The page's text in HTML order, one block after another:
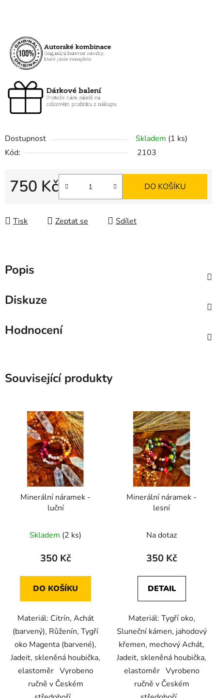
Dostupnost Skladem (1 ks)
Kód:
2103
750 Kč DO KOŠÍKU
Tisk Zeptat se Sdílet
Popis
Diskuze
Hodnocení
Související produkty
Minerální náramek -
luční
hodnocení
produktu
5,0
z
hvězdiček.
Skladem (2 ks)
350 Kč
DO KOŠÍKU
Materiál: Citrín, Achát
(barvený), Růženín, Tygří
oko Magenta (barvené),
Jadeit, skleněná houbička,
elastoměr Vyrobeno
ručně v Českém
Minerální náramek -
lesní
hodnocení
produktu
5,0
z
hvězdiček.
Na dotaz
350 Kč
DETAIL
Materiál: Tygří oko,
Sluneční kámen, jahodový
křemen, mechový Achát,
Jadeit, skleněná houbička,
elastoměr Vyrobeno
ručně v Českém